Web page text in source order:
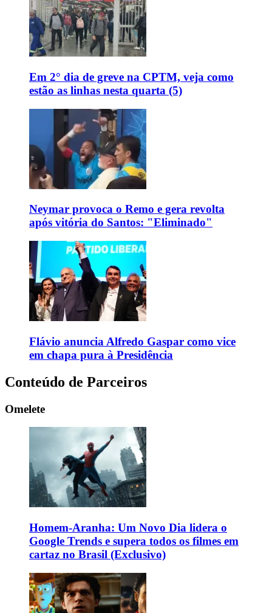
Em 2° dia de greve na CPTM, veja como
estão as linhas nesta quarta (5)
Neymar provoca o Remo e gera revolta
após vitória do Santos: "Eliminado"
Flávio anuncia Alfredo Gaspar como vice
em chapa pura à Presidência
Conteúdo de Parceiros
Omelete
Homem-Aranha: Um Novo Dia lidera o
Google Trends e supera todos os filmes em
cartaz no Brasil (Exclusivo)